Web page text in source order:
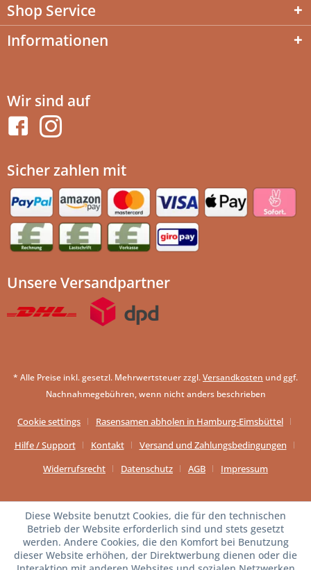
Shop Service
Informationen
Wir sind auf
Sicher zahlen mit
Unsere Versandpartner
* Alle Preise inkl. gesetzl. Mehrwertsteuer zzgl.Versandkosten und ggf.
Nachnahmegebühren, wenn nicht anders beschrieben
Cookie settings
Rasensamen abholen in Hamburg-Eimsbüttel
Hilfe / Support
Kontakt
Versand und Zahlungsbedingungen
Widerrufsrecht
Datenschutz AGB Impressum
Diese Website benutzt Cookies, die für den technischen
Betrieb der Website erforderlich sind und stets gesetzt
werden. Andere Cookies, die den Komfort bei Benutzung
dieser Website erhöhen, der Direktwerbung dienen oder die